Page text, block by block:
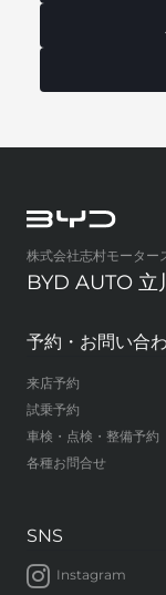
株式会社志村モーター
BYD AUTO 立
予約・お問い合
来店予約
試乗予約
車検・点検・整備予約
各種お問合せ
SNS
Instagram